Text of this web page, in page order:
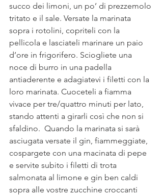
succo dei limoni, un po’ di prezzemolo
tritato e il sale. Versate la marinata
sopra i rotolini, copriteli con la
pellicola e lasciateli marinare un paio
d’ore in frigorifero. Sciogliete una
noce di burro in una padella
antiaderente e adagiatevi i filetti con la
loro marinata. Cuoceteli a fiamma
vivace per tre/quattro minuti per lato,
stando attenti a girarli così che non si
sfaldino.  Quando la marinata si sarà
asciugata versate il gin, fiammeggiate,
cospargete con una macinata di pepe
e servite subito i filetti di trota
salmonata al limone e gin ben caldi
sopra alle vostre zucchine croccanti